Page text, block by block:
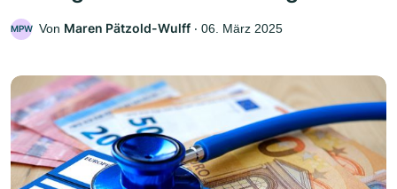
MPW Von Maren Pätzold-Wulff ‧ 06. März 2025